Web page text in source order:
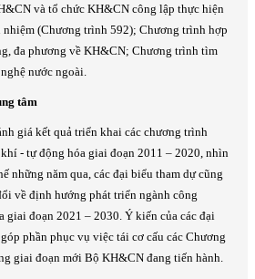
và tổ chức KH&CN công lập thực hiện
nhiệm (Chương trình 592); Chương trình hợp
đa phương về KH&CN; Chương trình tìm
nước ngoài.
tâm
giá kết quả triển khai các chương trình
- tự động hóa giai đoạn 2011 – 2020, nhìn
những năm qua, các đại biểu tham dự cũng
về định hướng phát triển ngành công
giai đoạn 2021 – 2030. Ý kiến của các đại
phần phục vụ việc tái cơ cấu các Chương
giai đoạn mới Bộ KH&CN đang tiến hành.